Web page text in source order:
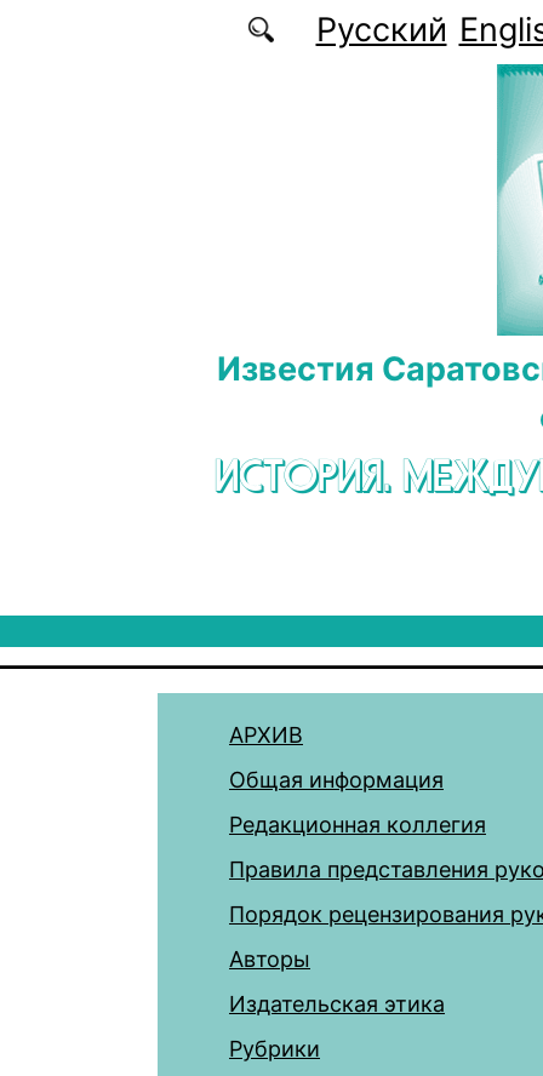
Перейти к основному содержаниюРусский
Известия
ИСТОРИЯ.
АРХИВ
Общая информация
Редакционная коллегия
Правила представления
Порядок рецензирования
Авторы
Издательская этика
Рубрики